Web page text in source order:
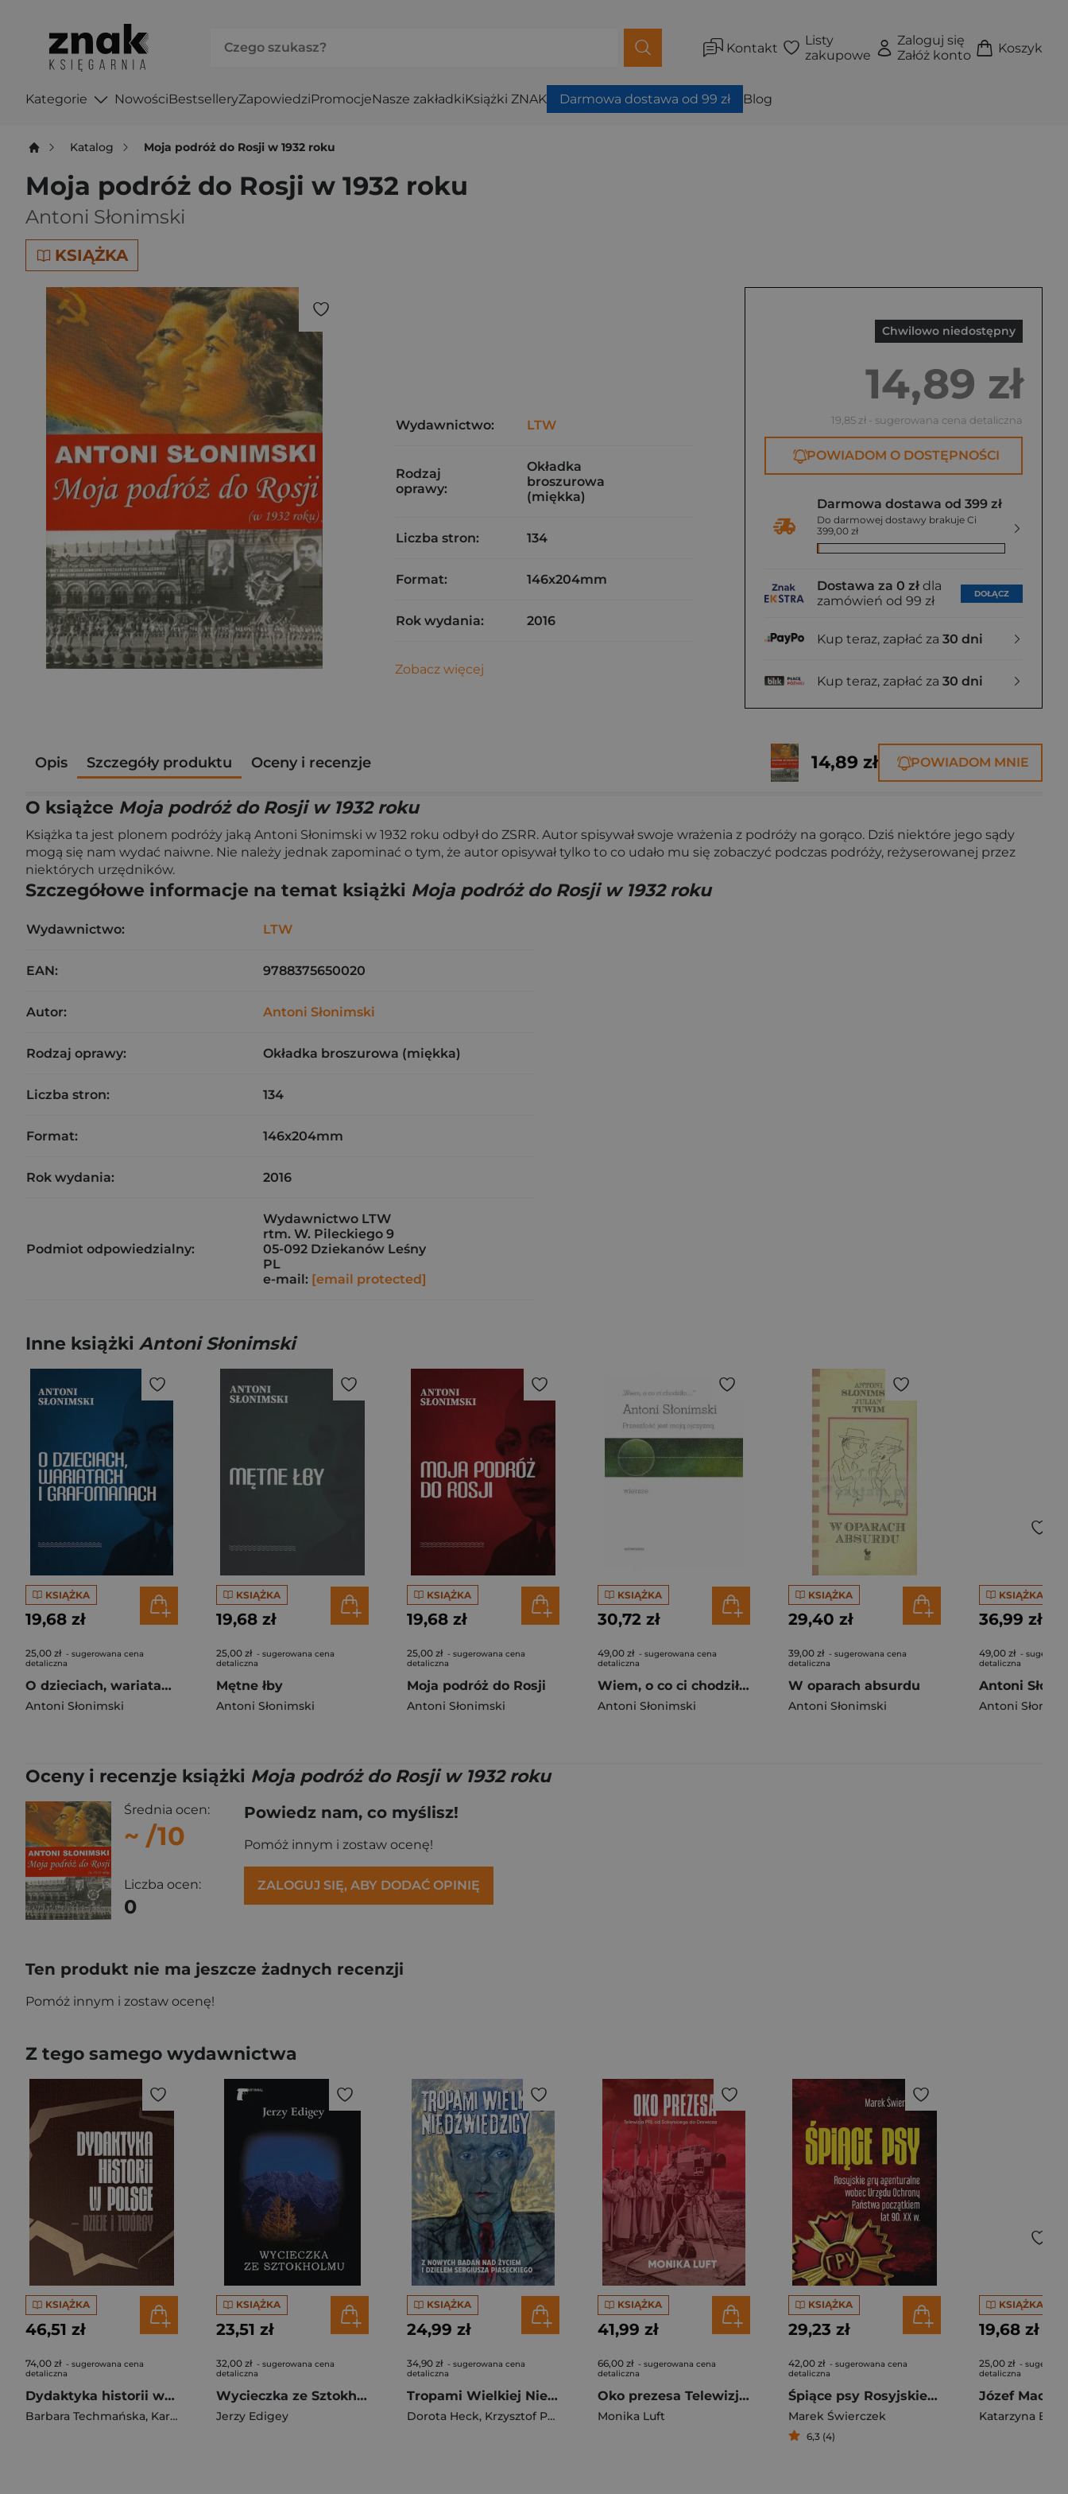
Kontakt
Listy
zakupowe
Zaloguj się
Załóż konto
Koszyk
Kategorie NowościBestselleryZapowiedziPromocjeNasze zakładkiKsiążki ZNAK Darmowa dostawa od 99 zł Blog
Katalog Moja podróż do Rosji w 1932 roku
Moja podróż do Rosji w 1932 roku
Antoni Słonimski
KSIĄŻKA
Chwilowo niedostępny
14,89 zł
19,85 zł - sugerowana cena detaliczna
POWIADOM O DOSTĘPNOŚCI
Darmowa dostawa od 399 zł
Do darmowej dostawy brakuje Ci
399,00 zł
Dostawa za 0 zł dla
zamówień od 99 zł
DOŁĄCZ
Kup teraz, zapłać za 30 dni
Kup teraz, zapłać za 30 dni
Wydawnictwo: LTW
Rodzaj
oprawy:
Okładka
broszurowa
(miękka)
Liczba stron: 134
Format: 146x204mm
Rok wydania: 2016
Zobacz więcej
Opis Szczegóły produktu Oceny i recenzje 14,89 zł POWIADOM MNIE
O książce Moja podróż do Rosji w 1932 roku
Książka ta jest plonem podróży jaką Antoni Słonimski w 1932 roku odbył do ZSRR. Autor spisywał swoje wrażenia z podróży na gorąco. Dziś niektóre jego sądy
mogą się nam wydać naiwne. Nie należy jednak zapominać o tym, że autor opisywał tylko to co udało mu się zobaczyć podczas podróży, reżyserowanej przez
niektórych urzędników.
Szczegółowe informacje na temat książki Moja podróż do Rosji w 1932 roku
Wydawnictwo: LTW
EAN: 9788375650020
Autor: Antoni Słonimski
Rodzaj oprawy: Okładka broszurowa (miękka)
Liczba stron: 134
Format: 146x204mm
Rok wydania: 2016
Podmiot odpowiedzialny:
Wydawnictwo LTW
rtm. W. Pileckiego 9
05-092 Dziekanów Leśny
PL
e-mail: [email protected]
Inne książki Antoni Słonimski
KSIĄŻKA
19,68 zł
25,00 zł - sugerowana cena
detaliczna
O dzieciach, wariatach i grafomanach
Antoni Słonimski
KSIĄŻKA
19,68 zł
25,00 zł - sugerowana cena
detaliczna
Mętne łby
Antoni Słonimski
KSIĄŻKA
19,68 zł
25,00 zł - sugerowana cena
detaliczna
Moja podróż do Rosji
Antoni Słonimski
KSIĄŻKA
30,72 zł
49,00 zł - sugerowana cena
detaliczna
Wiem, o co ci chodziło... Przeszłość jest moją ojczyzną
Antoni Słonimski
KSIĄŻKA
29,40 zł
39,00 zł - sugerowana cena
detaliczna
W oparach absurdu
Antoni Słonimski
KSIĄŻKA
36,99 zł
49,00 zł -
detaliczna
Antoni
Oceny i recenzje książki Moja podróż do Rosji w 1932 roku
Średnia ocen:
~ /10
Liczba ocen:
0
Powiedz nam, co myślisz!
Pomóż innym i zostaw ocenę!
ZALOGUJ SIĘ, ABY DODAĆ OPINIĘ
Ten produkt nie ma jeszcze żadnych recenzji
Pomóż innym i zostaw ocenę!
Z tego samego wydawnictwa
KSIĄŻKA
46,51 zł
74,00 zł - sugerowana cena
detaliczna
Dydaktyka historii w Polsce – dzieje i twórcy
Barbara Techmańska, Karol Sanojca
KSIĄŻKA
23,51 zł
32,00 zł - sugerowana cena
detaliczna
Wycieczka ze Sztokholmu
Jerzy Edigey
KSIĄŻKA
24,99 zł
34,90 zł - sugerowana cena
detaliczna
Tropami Wielkiej Niedźwiedzicy
Dorota Heck, Krzysztof Polechoński
KSIĄŻKA
41,99 zł
66,00 zł - sugerowana cena
detaliczna
Oko prezesa Telewizja PRL od Sokorskiego do Drawicza
Monika Luft
KSIĄŻKA
29,23 zł
42,00 zł - sugerowana cena
detaliczna
Śpiące psy Rosyjskie gry agenturalne wobec Urzędu Ochrony Państwa początkiem lat 90. XX w.
Marek Świerczek
6,3 (4)
KSIĄŻKA
19,68 zł
25,00 zł -
detaliczna
Katarzyna